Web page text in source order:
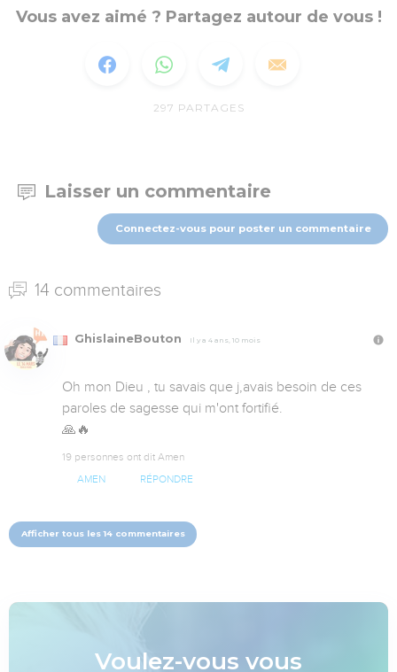
Vous avez aimé ? Partagez autour de vous !
297 PARTAGES
Laisser un commentaire
Connectez-vous pour poster un commentaire
14 commentaires
GhislaineBouton Il y a 4 ans, 10 mois
Oh mon Dieu , tu savais que j,avais besoin de ces
paroles de sagesse qui m'ont fortifié.
🙏🔥
19 personnes ont dit Amen
AMEN RÉPONDRE
Afficher tous les 14 commentaires
Voulez-vous vous